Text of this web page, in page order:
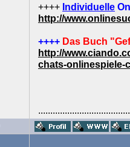
++++ Individuelle
http://
++++ Das Buch
http://
chats-onlinespiele-